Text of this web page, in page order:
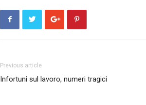
Previous article
Infortuni sul lavoro, numeri tragici